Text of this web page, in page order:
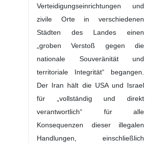
Verteidigungseinrichtungen und
zivile Orte in verschiedenen
Städten des Landes einen
„groben Verstoß gegen die
nationale Souveränität und
territoriale Integrität“ begangen.
Der Iran hält die USA und Israel
für „vollständig und direkt
verantwortlich“ für alle
Konsequenzen dieser illegalen
Handlungen, einschließlich